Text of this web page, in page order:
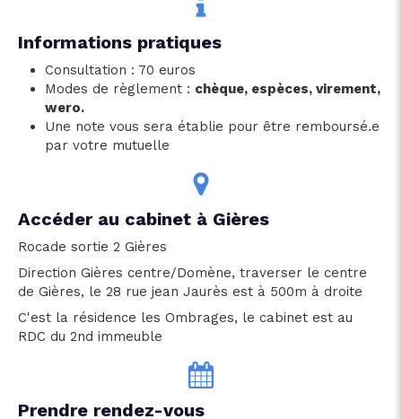
Informations pratiques
Consultation : 70 euros
Modes de règlement : chèque, espèces, virement,
wero.
Une note vous sera établie pour être remboursé.e
par votre mutuelle
Accéder au cabinet à Gières
Rocade sortie 2 Gières
Direction Gières centre/Domène, traverser le centre
de Gières, le 28 rue jean Jaurès est à 500m à droite
C'est la résidence les Ombrages, le cabinet est au
RDC du 2nd immeuble
Prendre rendez-vous